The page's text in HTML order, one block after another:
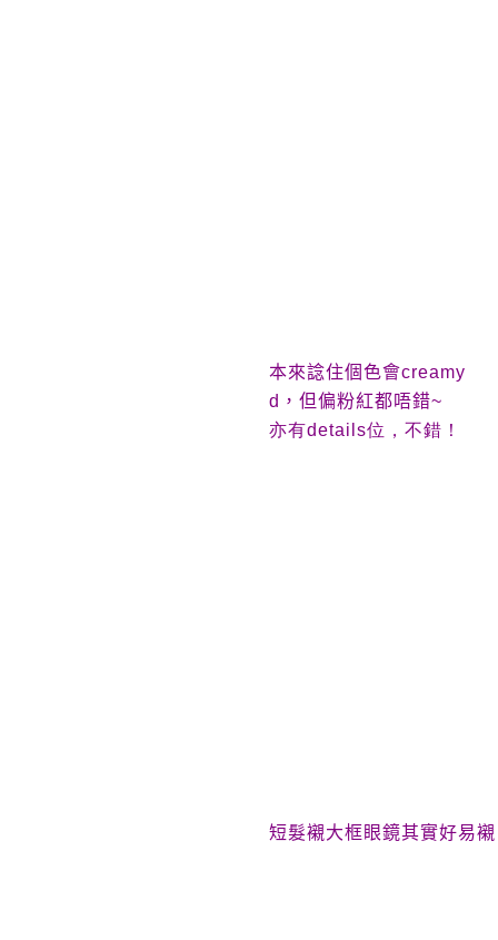
本來諗住個色會creamy
d ，但偏粉紅都唔錯~
亦有details位，不錯！
短髮襯大框眼鏡其實好易